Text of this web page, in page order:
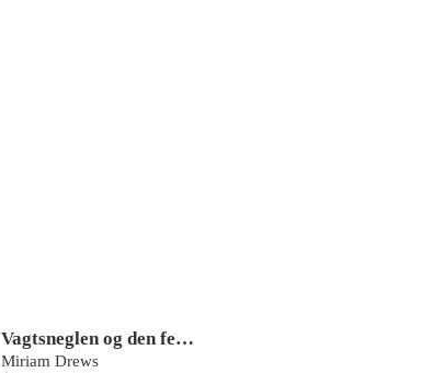
Vagtsneglen og den fede frø
Miriam Drews